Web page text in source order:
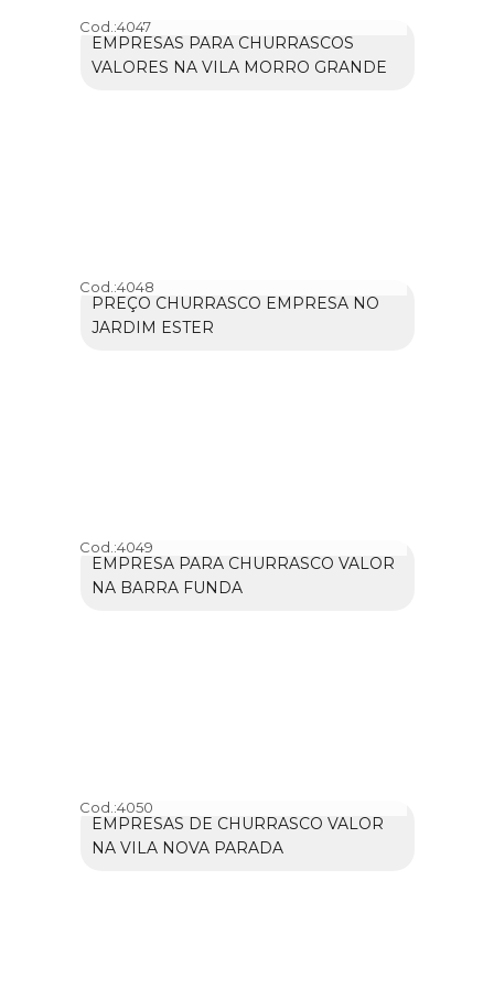
Cod.:4047
EMPRESAS PARA CHURRASCOS
VALORES NA VILA MORRO GRANDE
Cod.:4048
PREÇO CHURRASCO EMPRESA NO
JARDIM ESTER
Cod.:4049
EMPRESA PARA CHURRASCO VALOR
NA BARRA FUNDA
Cod.:4050
EMPRESAS DE CHURRASCO VALOR
NA VILA NOVA PARADA